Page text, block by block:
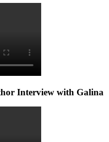
Interview with Galina